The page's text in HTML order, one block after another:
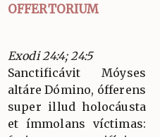
OFFERTORIUM
Exodi 24:4; 24:5
Sanctificávit Móyses
altáre Dómino, ófferens
super illud holocáusta
et ímmolans víctimas: